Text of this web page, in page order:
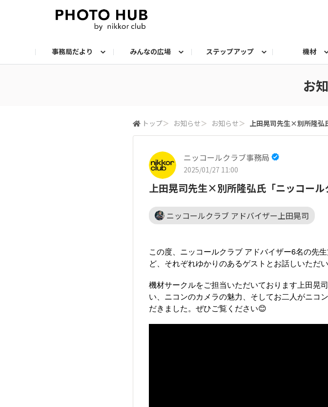
事務局だより みんなの広場 ステップアップ 機材
お
トップ＞ お知らせ＞ お知らせ＞ 上田晃司先生×別所隆弘
ニッコールクラブ事務局
2025/01/27 11:00
上田晃司先生×別所隆弘氏「ニッコール
ニッコールクラブ アドバイザー上田晃司
この度、ニッコールクラブ アドバイザー6名の先
ど、それぞれゆかりのあるゲストとお話しいただ
機材サークルをご担当いただいております上田晃
い、ニコンのカメラの魅力、そしてお二人がニコ
だきました。ぜひご覧ください😊